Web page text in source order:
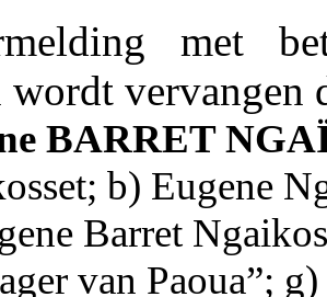
met
wordt vervangen
BARRET
b) Eugene
Barret
van Paoua”;